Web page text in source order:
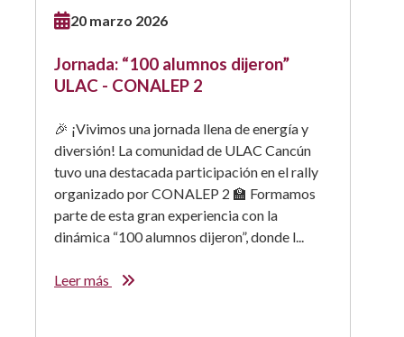
20 marzo 2026
Jornada: “100 alumnos dijeron”
ULAC - CONALEP 2
🎉 ¡Vivimos una jornada llena de energía y
diversión! La comunidad de ULAC Cancún
tuvo una destacada participación en el rally
organizado por CONALEP 2 🏫 Formamos
parte de esta gran experiencia con la
dinámica “100 alumnos dijeron”, donde l...
Leer más